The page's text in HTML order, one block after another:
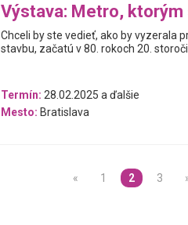
Výstava: Metro, ktorým
Chceli by ste vedieť, ako by vyzerala
stavbu, začatú v 80. rokoch 20.
Termín: 28.02.2025 a ďalšie
Mesto: Bratislava
« 1 2 3